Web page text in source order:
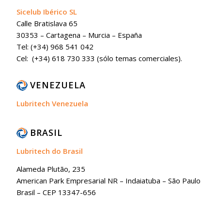
Sicelub Ibérico SL
Calle Bratislava 65
30353 – Cartagena – Murcia – España
Tel: (+34) 968 541 042
Cel: (+34) 618 730 333 (sólo temas comerciales).
VENEZUELA
Lubritech Venezuela
BRASIL
Lubritech do Brasil
Alameda Plutão, 235
American Park Empresarial NR – Indaiatuba – São Paulo
Brasil – CEP 13347-656